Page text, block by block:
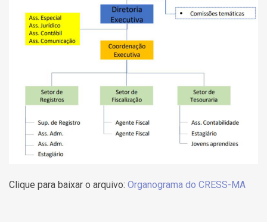
Clique para baixar o arquivo: Organograma do CRESS-MA